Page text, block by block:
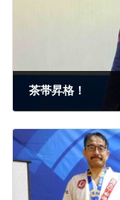
茶帯昇格！